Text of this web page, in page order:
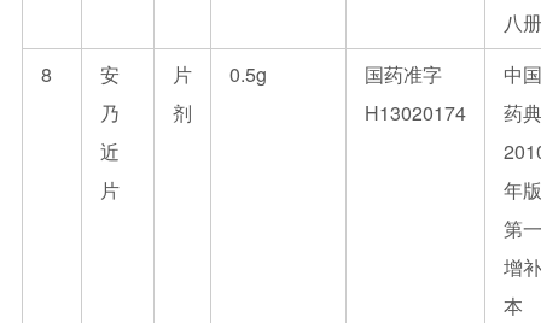
八册
8
安
乃
近
片
片
剂
0.5g
国药准字
H13020174
中国
药典
年版
第一
增补
本